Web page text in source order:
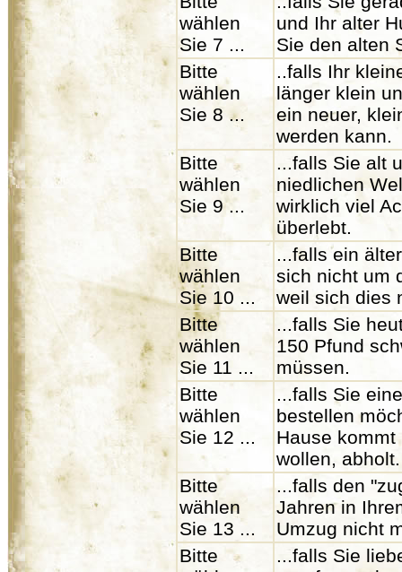
wählen
Sie 7 ...
und Ihr alter
Sie den alten
Bitte
wählen
Sie 8 ...
..falls Ihr
länger klein
ein neuer,
werden kann.
Bitte
wählen
Sie 9 ...
...falls Sie alt
niedlichen
wirklich viel
überlebt.
Bitte
wählen
Sie 10 ...
...falls ein
sich nicht um
weil sich dies
Bitte
wählen
Sie 11 ...
...falls Sie
150 Pfund
müssen.
Bitte
wählen
Sie 12 ...
...falls Sie
bestellen
Hause
wollen, abholt.
Bitte
wählen
Sie 13 ...
...falls den
Jahren in
Umzug nicht
Bitte
...falls Sie